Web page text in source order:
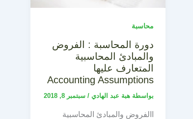
محاسبة
دورة المحاسبة : الفروض
والمبادئ المحاسبية
المتعارف عليها
Accounting Assumptions
بواسطة هبة عبد الهادي / سبتمبر 8, 2018
االفروض والمبادئ المحاسبية